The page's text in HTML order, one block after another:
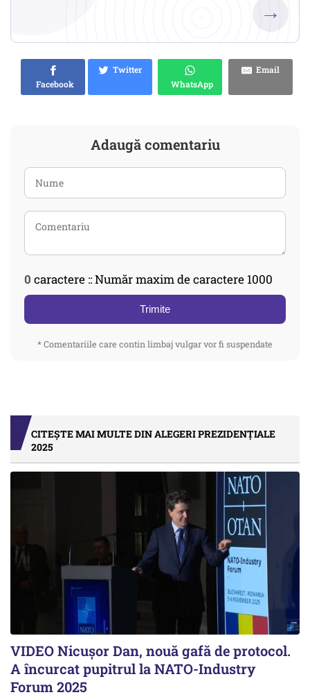
→
Facebook
Twitter
WhatsApp
Email
Adaugă comentariu
0 caractere :: Număr maxim de caractere 1000
Trimite
* Comentariile care contin limbaj vulgar vor fi suspendate
CITEȘTE MAI MULTE DIN ALEGERI PREZIDENȚIALE
2025
VIDEO Nicușor Dan, nouă gafă de protocol.
A încurcat pupitrul la NATO-Industry
Forum 2025